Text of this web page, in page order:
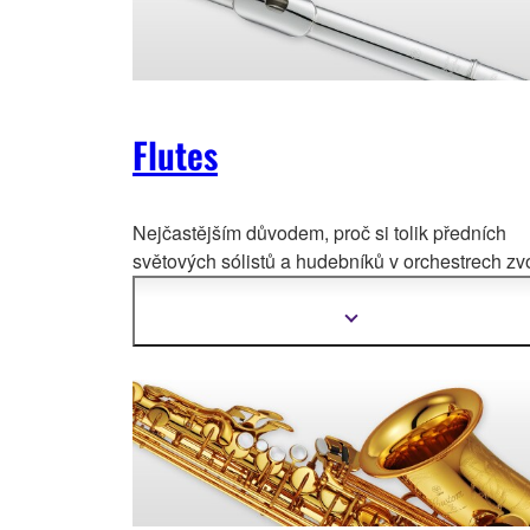
Flutes
Nejčastějším důvodem, proč si tolik předních
světových sólistů a hudebníků v orchestrech
zázračnou svobodu vytvořit si svůj vlastní
zvuk.
Zobrazit